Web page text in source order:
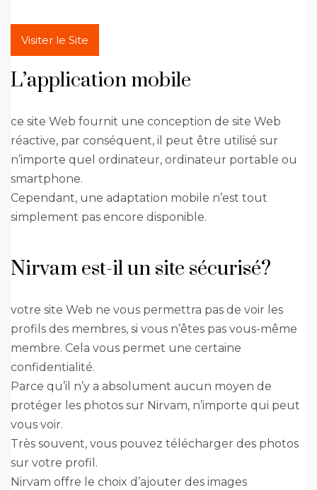
Visiter le Site
L’application mobile
ce site Web fournit une conception de site Web
réactive, par conséquent, il peut être utilisé sur
n’importe quel ordinateur, ordinateur portable ou
smartphone.
Cependant, une adaptation mobile n’est tout
simplement pas encore disponible.
Nirvam est-il un site sécurisé?
votre site Web ne vous permettra pas de voir les
profils des membres, si vous n’êtes pas vous-même
membre. Cela vous permet une certaine
confidentialité.
Parce qu’il n’y a absolument aucun moyen de
protéger les photos sur Nirvam, n’importe qui peut
vous voir.
Très souvent, vous pouvez télécharger des photos
sur votre profil.
Nirvam offre le choix d’ajouter des images